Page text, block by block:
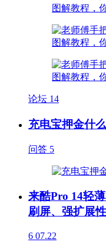
论坛 14
充电宝押金什
问答 5
来酷Pro 14轻
刷屏、强扩展
6 07.22